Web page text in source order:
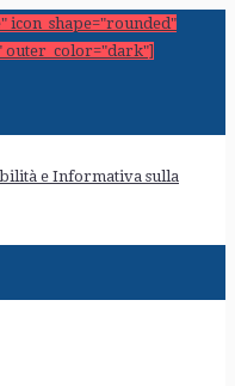
icon_shape="rounded"
outer_color="dark"]
e Informativa sulla